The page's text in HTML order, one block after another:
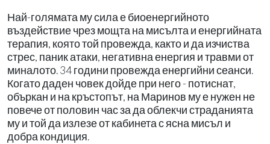
Най-голямата му сила е биоенергийното
въздействие чрез мощта на мисълта и енергийната
терапия, която той провежда, както и да изчиства
стрес, паник атаки, негативна енергия и травми от
миналото. 34 години провежда енергийни сеанси.
Когато даден човек дойде при него - потиснат,
объркан и на кръстопът, на Маринов му е нужен не
повече от половин час за да облекчи страданията
му и той да излезе от кабинета с ясна мисъл и
добра кондиция.